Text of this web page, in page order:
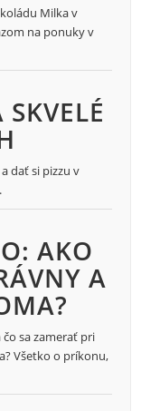
Milka v
na ponuky v
dať si pizzu v
AKO
A
sa zamerať pri
Všetko o príkonu,